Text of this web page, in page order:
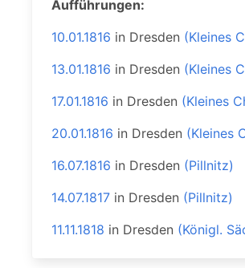
Aufführungen:
10.01.1816 in Dresden (Kleines
13.01.1816 in Dresden (Kleines
17.01.1816 in Dresden (Kleines
20.01.1816 in Dresden (Kleines
16.07.1816 in Dresden (Pillnitz)
14.07.1817 in Dresden (Pillnitz)
11.11.1818 in Dresden (Königl.